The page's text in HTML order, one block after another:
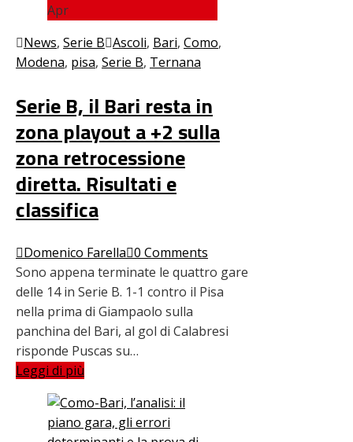
Apr
News, Serie B Ascoli, Bari, Como,
Modena, pisa, Serie B, Ternana
Serie B, il Bari resta in
zona playout a +2 sulla
zona retrocessione
diretta. Risultati e
classifica
Domenico Farella 0 Comments
Sono appena terminate le quattro gare
delle 14 in Serie B. 1-1 contro il Pisa
nella prima di Giampaolo sulla
panchina del Bari, al gol di Calabresi
risponde Puscas su…
Leggi di più